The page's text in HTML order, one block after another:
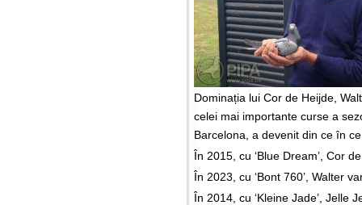
Dominația lui Cor de Heijde,
celei mai importante curse a
Barcelona, a devenit din ce în
În 2015, cu ‘Blue Dream’, Cor
În 2023, cu ‘Bont 760’, Walter
În 2014, cu ‘Kleine Jade’, Jelle